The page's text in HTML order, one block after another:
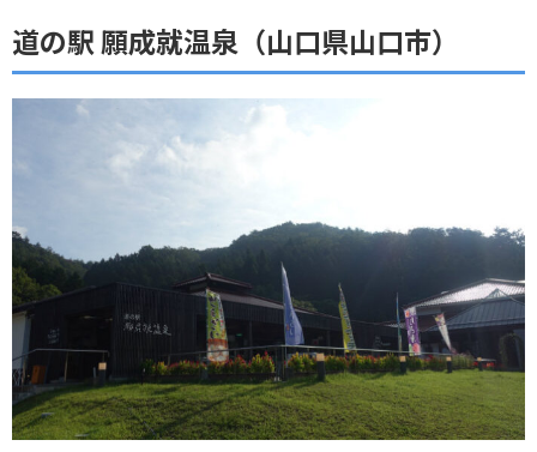
道の駅 願成就温泉（山口県山口市）